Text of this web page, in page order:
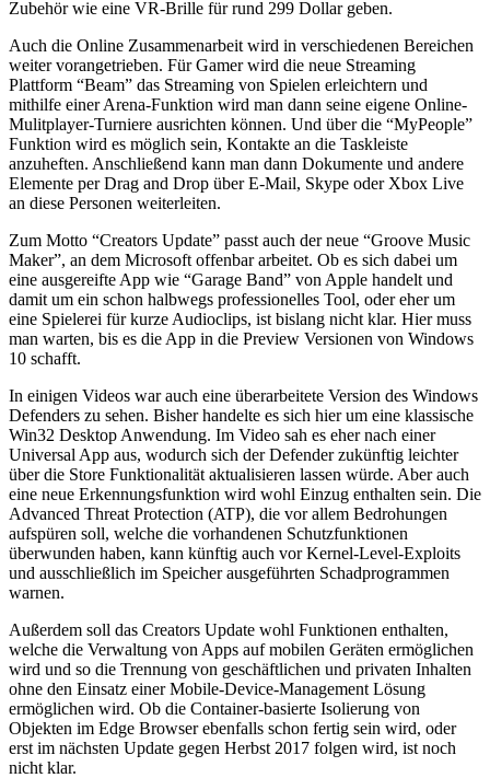
Zubehör wie eine VR-Brille für rund 299 Dollar geben.
Auch die Online Zusammenarbeit wird in verschiedenen Bereichen
weiter vorangetrieben. Für Gamer wird die neue Streaming
Plattform “Beam” das Streaming von Spielen erleichtern und
mithilfe einer Arena-Funktion wird man dann seine eigene Online-
Mulitplayer-Turniere ausrichten können. Und über die “MyPeople”
Funktion wird es möglich sein, Kontakte an die Taskleiste
anzuheften. Anschließend kann man dann Dokumente und andere
Elemente per Drag and Drop über E-Mail, Skype oder Xbox Live
an diese Personen weiterleiten.
Zum Motto “Creators Update” passt auch der neue “Groove Music
Maker”, an dem Microsoft offenbar arbeitet. Ob es sich dabei um
eine ausgereifte App wie “Garage Band” von Apple handelt und
damit um ein schon halbwegs professionelles Tool, oder eher um
eine Spielerei für kurze Audioclips, ist bislang nicht klar. Hier muss
man warten, bis es die App in die Preview Versionen von Windows
10 schafft.
In einigen Videos war auch eine überarbeitete Version des Windows
Defenders zu sehen. Bisher handelte es sich hier um eine klassische
Win32 Desktop Anwendung. Im Video sah es eher nach einer
Universal App aus, wodurch sich der Defender zukünftig leichter
über die Store Funktionalität aktualisieren lassen würde. Aber auch
eine neue Erkennungsfunktion wird wohl Einzug enthalten sein. Die
Advanced Threat Protection (ATP), die vor allem Bedrohungen
aufspüren soll, welche die vorhandenen Schutzfunktionen
überwunden haben, kann künftig auch vor Kernel-Level-Exploits
und ausschließlich im Speicher ausgeführten Schadprogrammen
warnen.
Außerdem soll das Creators Update wohl Funktionen enthalten,
welche die Verwaltung von Apps auf mobilen Geräten ermöglichen
wird und so die Trennung von geschäftlichen und privaten Inhalten
ohne den Einsatz einer Mobile-Device-Management Lösung
ermöglichen wird. Ob die Container-basierte Isolierung von
Objekten im Edge Browser ebenfalls schon fertig sein wird, oder
erst im nächsten Update gegen Herbst 2017 folgen wird, ist noch
nicht klar.